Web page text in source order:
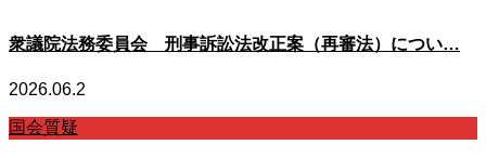
衆議院法務委員会 刑事訴訟法改正案（再審法）につい…
2026.06.2
国会質疑